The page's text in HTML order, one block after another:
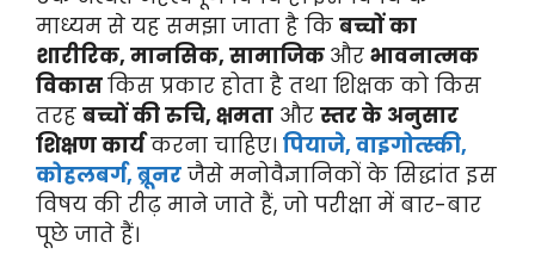
माध्यम से यह समझा जाता है कि बच्चों का
शारीरिक, मानसिक, सामाजिक और भावनात्मक
विकासकिस प्रकार होता है तथा शिक्षक को किस
तरह बच्चों की रुचि, क्षमता और स्तर के अनुसार
शिक्षण कार्यकरना चाहिए। पियाजे, वाइगोत्स्की,
कोहलबर्ग, ब्रूनर जैसे मनोवैज्ञानिकों के सिद्धांत इस
विषय की रीढ़ माने जाते हैं, जो परीक्षा में बार-बार
पूछे जाते हैं।